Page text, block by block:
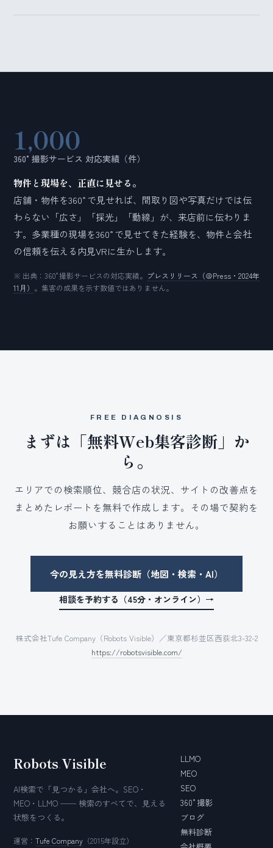
1,000
360°撮影サービス 対応実績（件）
物件と現場を、正直に見せる。
店舗・物件を360°で見せれば、間取り図や写真だけでは伝
わらない「広さ」「採光」「動線」が、来店前に伝わりま
す。多業種の現場を360°で見せてきた経験を、物件と会社
の信頼を伝える内見VRに生かします。
※ 出典：360°撮影サービスの対応実績。 プレスリリース（＠Press・2024年
11月） 。集客の成果を示す数値ではありません。
FREE DIAGNOSIS
まずは「無料Web集客診断」か
ら。
エリアでの検索順位、競合店の状況、サイトの改善点を
まとめたレポートを無料で作成します。その場で契約を
お願いすることはありません。
今の見え方を無料診断（地図・検索・AI）
相談を予約する（45分・オンライン）→
株式会社Tufe Company（Robots Visible）／東京都杉並区西荻北3-32-2
https://robotsvisible.com/
Robots.Visible
AI検索で「見つかる」会社へ。SEO・
MEO・LLMO ── 検索のすべてで、見える
状態をつくる。
運営： Tufe Company （2015年設立）
LLMO
MEO
SEO
360°撮影
ブログ
無料診断